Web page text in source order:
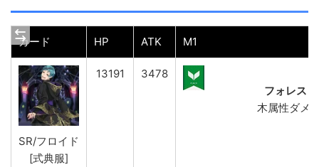
カード HP ATK M1
SR/フロイド
[式典服]
13191
3478
フォレス
木属性ダメ